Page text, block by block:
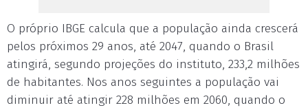
O próprio IBGE calcula que a população ainda crescerá
pelos próximos 29 anos, até 2047, quando o Brasil
atingirá, segundo projeções do instituto, 233,2 milhões
de habitantes. Nos anos seguintes a população vai
diminuir até atingir 228 milhões em 2060, quando o